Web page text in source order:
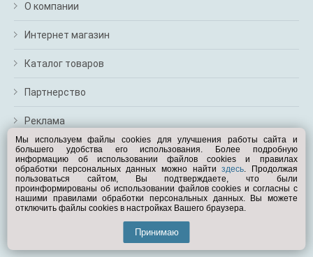
О компании
Интернет магазин
Каталог товаров
Партнерство
Реклама
Перейти на полную версию
Вам помочь?
© Exist.ru 1998—2026
Мы используем файлы cookies для улучшения работы сайта и
большего удобства его использования. Более подробную
информацию об использовании файлов cookies и правилах
обработки персональных данных можно найтиздесь. Продолжая
пользоваться сайтом, Вы подтверждаете, что были
проинформированы об использовании файлов cookies и согласны с
нашими правилами обработки персональных данных. Вы можете
отключить файлы cookies в настройках Вашего браузера.
Принимаю